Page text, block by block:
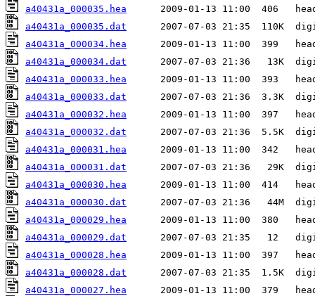
a40431a_000035.hea
a40431a_000035.dat
a40431a_000034.hea
a40431a_000034.dat
a40431a_000033.hea
a40431a_000033.dat
a40431a_000032.hea
a40431a_000032.dat
a40431a_000031.hea
a40431a_000031.dat
a40431a_000030.hea
a40431a_000030.dat
a40431a_000029.hea
a40431a_000029.dat
a40431a_000028.hea
a40431a_000028.dat
a40431a_000027.hea